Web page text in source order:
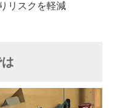
リスクを軽減